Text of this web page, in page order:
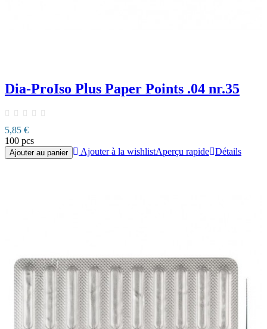
Dia-ProIso Plus Paper Points .04 nr.35
5,85 €
100 pcs
Ajouter au panier Ajouter à la wishlistAperçu rapide Détails